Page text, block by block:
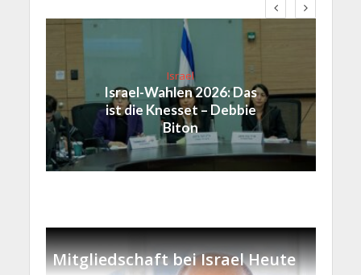
Israel
Israel-Wahlen 2026: Das
ist die Knesset – Debbie
Biton
Mitgliedschaft bei Israel Heute